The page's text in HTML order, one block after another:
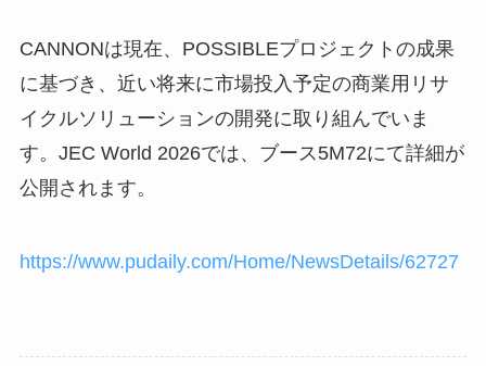
CANNONは現在、POSSIBLEプロジェクトの成果
に基づき、近い将来に市場投入予定の商業用リサ
イクルソリューションの開発に取り組んでいま
す。JEC World 2026では、ブース5M72にて詳細が
公開されます。
https://www.pudaily.com/Home/NewsDetails/62727